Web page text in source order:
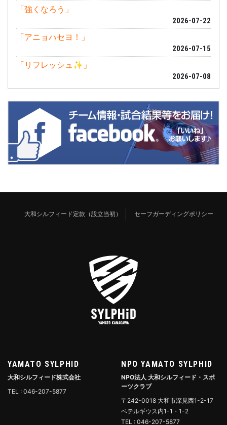
「強くなろう」
2026-07-22
「アニョハセヨ！」
2026-07-15
「リフレッシュ✨」
2026-07-08
大和シルフィード定款（設立当初） セーフガーディングポリシー
YAMATO SYLPHID
大和シルフィード株式会社
TEL : 046-207-5877
NPO YAMATO SYLPHID
NPO法人 大和シルフィード・スポ
ーツクラブ
〒242-0018 大和市深見西1-2-17
ベテルギウス内1-1・1-2
TEL : 046-207-5877